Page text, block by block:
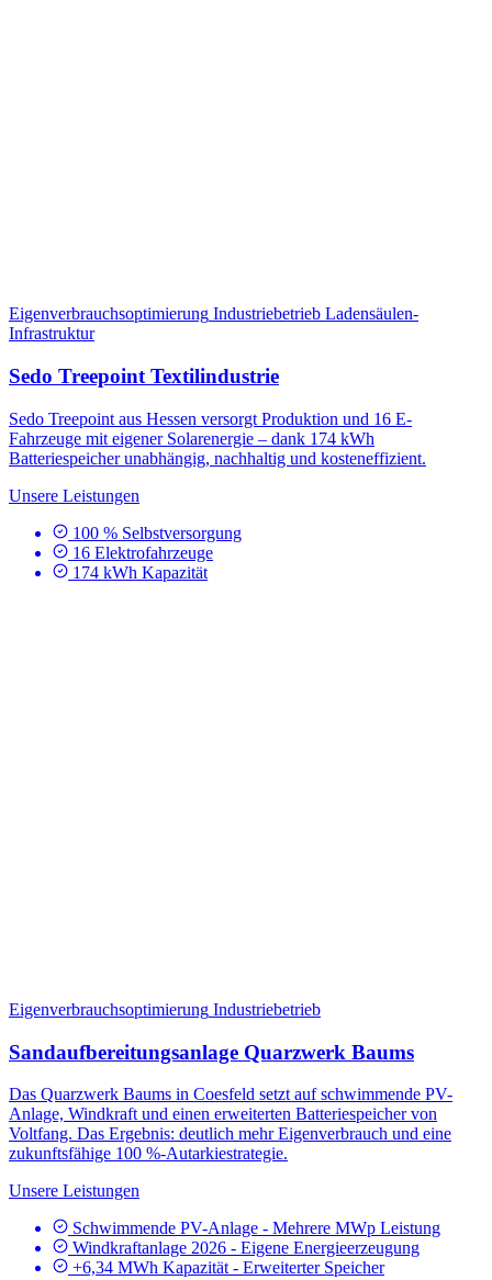
Eigenverbrauchsoptimierung Industriebetrieb Ladensäulen-
Infrastruktur
Sedo Treepoint Textilindustrie
Sedo Treepoint aus Hessen versorgt Produktion und 16 E-
Fahrzeuge mit eigener Solarenergie – dank 174 kWh
Batteriespeicher unabhängig, nachhaltig und kosteneffizient.
Unsere Leistungen
100 % Selbstversorgung
16 Elektrofahrzeuge
174 kWh Kapazität
Eigenverbrauchsoptimierung Industriebetrieb
Sandaufbereitungsanlage Quarzwerk Baums
Das Quarzwerk Baums in Coesfeld setzt auf schwimmende PV-
Anlage, Windkraft und einen erweiterten Batteriespeicher von
Voltfang. Das Ergebnis: deutlich mehr Eigenverbrauch und eine
zukunftsfähige 100 %-Autarkiestrategie.
Unsere Leistungen
Schwimmende PV-Anlage - Mehrere MWp Leistung
Windkraftanlage 2026 - Eigene Energieerzeugung
+6,34 MWh Kapazität - Erweiterter Speicher